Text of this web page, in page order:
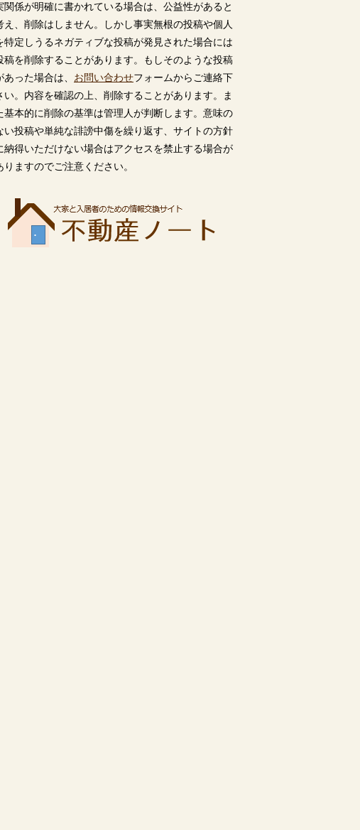
関係が明確に書かれている場合は、公益性があると
え、削除はしません。しかし事実無根の投稿や個人
特定しうるネガティブな投稿が発見された場合には
稿を削除することがあります。もしそのような投稿
あった場合は、 お問い合わせフォームからご連絡下
い。内容を確認の上、削除することがあります。ま
基本的に削除の基準は管理人が判断します。意味の
い投稿や単純な誹謗中傷を繰り返す、サイトの方針
納得いただけない場合はアクセスを禁止する場合が
りますのでご注意ください。